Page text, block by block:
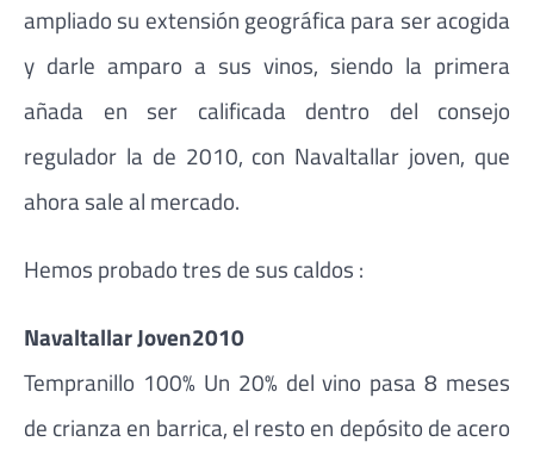
ampliado su extensión geográfica para ser acogida
y darle amparo a sus vinos, siendo la primera
añada en ser calificada dentro del consejo
regulador la de 2010, con Navaltallar joven, que
ahora sale al mercado.
Hemos probado tres de sus caldos :
Navaltallar Joven2010
Tempranillo 100% Un 20% del vino pasa 8 meses
de crianza en barrica, el resto en depósito de acero